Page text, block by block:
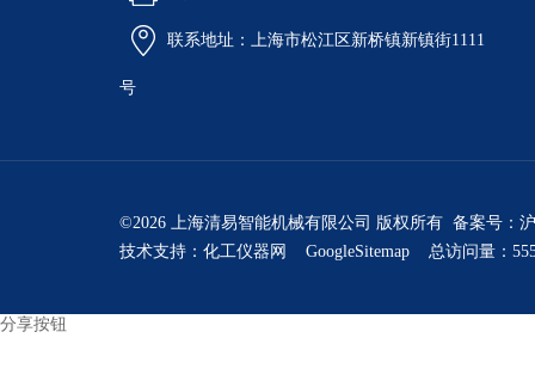
联系地址：上海市松江区新桥镇新镇街1111
号
©2026 上海清易智能机械有限公司 版权所有 备案号：
技术支持： 化工仪器网 GoogleSitemap 总访问量：
分享按钮